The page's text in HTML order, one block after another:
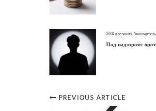
ЖКХ в регионах
Под надзором:
PREVIOUS ARTICLE